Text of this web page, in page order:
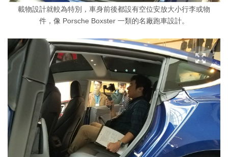
載物設計就較為特別，車身前後都設有空位安放大小行李或物
件，像 Porsche Boxster 一類的名廠跑車設計。